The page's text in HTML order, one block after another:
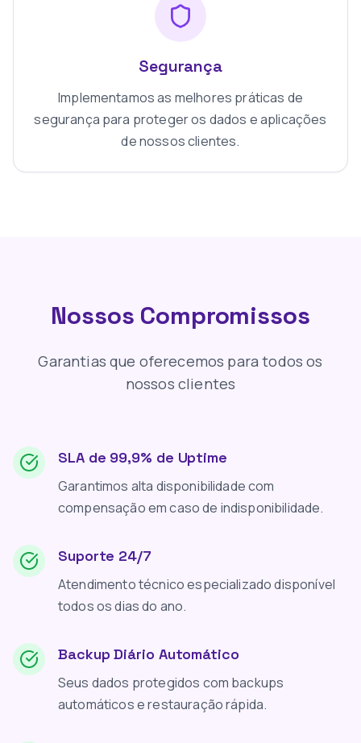
Segurança
Implementamos as melhores práticas de
segurança para proteger os dados e aplicações
de nossos clientes.
Nossos Compromissos
Garantias que oferecemos para todos os
nossos clientes
SLA de 99,9% de Uptime
Garantimos alta disponibilidade com
compensação em caso de indisponibilidade.
Suporte 24/7
Atendimento técnico especializado disponível
todos os dias do ano.
Backup Diário Automático
Seus dados protegidos com backups
automáticos e restauração rápida.